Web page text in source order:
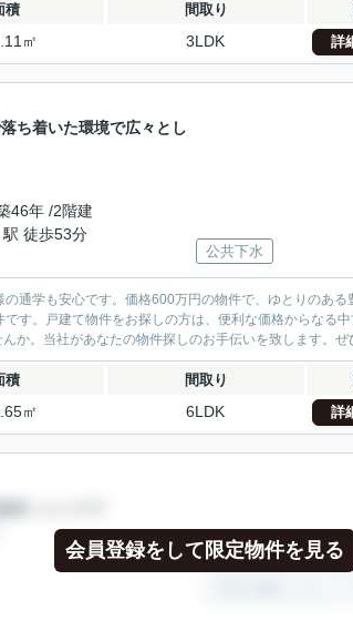
積 間取り
㎡ 3LDK 詳
ち着いた環境で広々とし
46年 /2階建
駅 徒歩53分
公共下水
通学も安心です。価格600万円の物件で、ゆとりのあ
す。戸建て物件をお探しの方は、便利な価格からなる
か。当社があなたの物件探しのお手伝いを致します。ぜ
積 間取り
㎡ 6LDK 詳
会員登録をして限定物件を見る